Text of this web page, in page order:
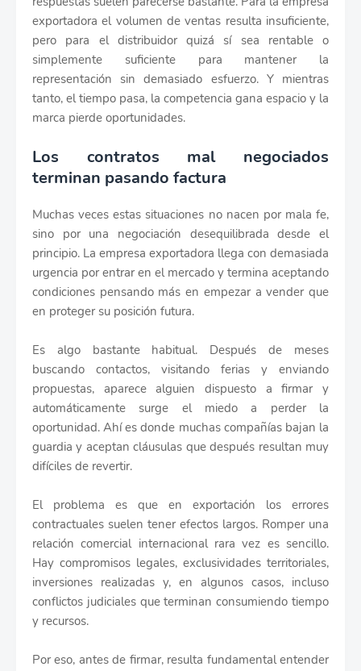
exportadora el volumen de ventas resulta insuficiente,
pero para el distribuidor quizá sí sea rentable o
simplemente suficiente para mantener la
representación sin demasiado esfuerzo. Y mientras
tanto, el tiempo pasa, la competencia gana espacio y la
marca pierde oportunidades.
Los contratos mal negociados
terminan pasando factura
Muchas veces estas situaciones no nacen por mala fe,
sino por una negociación desequilibrada desde el
principio. La empresa exportadora llega con demasiada
urgencia por entrar en el mercado y termina aceptando
condiciones pensando más en empezar a vender que
en proteger su posición futura.
Es algo bastante habitual. Después de meses
buscando contactos, visitando ferias y enviando
propuestas, aparece alguien dispuesto a firmar y
automáticamente surge el miedo a perder la
oportunidad. Ahí es donde muchas compañías bajan la
guardia y aceptan cláusulas que después resultan muy
difíciles de revertir.
El problema es que en exportación los errores
contractuales suelen tener efectos largos. Romper una
relación comercial internacional rara vez es sencillo.
Hay compromisos legales, exclusividades territoriales,
inversiones realizadas y, en algunos casos, incluso
conflictos judiciales que terminan consumiendo tiempo
y recursos.
Por eso, antes de firmar, resulta fundamental entender